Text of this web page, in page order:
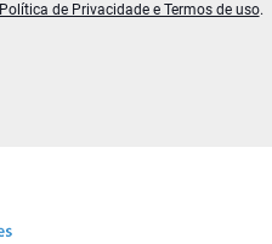
Política de Privacidade e Termos de uso.